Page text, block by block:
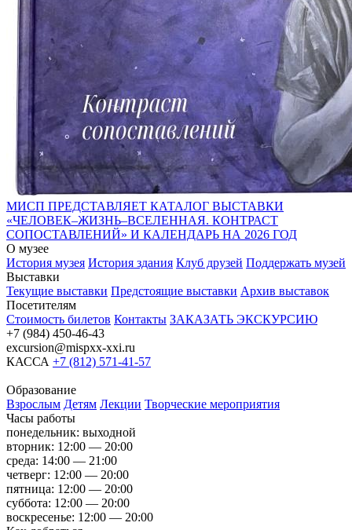
МИСП ПРЕДСТАВЛЯЕТ КАТАЛОГ ВЫСТАВКИ
«ЧЕЛОВЕК–ЖИЗНЬ–ВСЕЛЕННАЯ. КОНТРАСТ
СОПОСТАВЛЕНИЙ» И КАЛЕНДАРЬ НА 2026 ГОД
О музее
История музея История здания Клуб друзей Поддержать музей
Выставки
Текущие выставки Предстоящие выставки Архив выставок
Посетителям
Стоимость билетов Контакты ЗАКАЗАТЬ ЭКСКУРСИЮ
+7 (984) 450-46-43
excursion@mispxx-xxi.ru
КАССА +7 (812) 571-41-57
Образование
Взрослым Детям Лекции Творческие мероприятия
Часы работы
понедельник: выходной
вторник: 12:00 — 20:00
среда: 14:00 — 21:00
четверг: 12:00 — 20:00
пятница: 12:00 — 20:00
суббота: 12:00 — 20:00
воскресенье: 12:00 — 20:00